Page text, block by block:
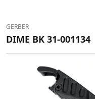
GERBER
DIME BK 31-001134